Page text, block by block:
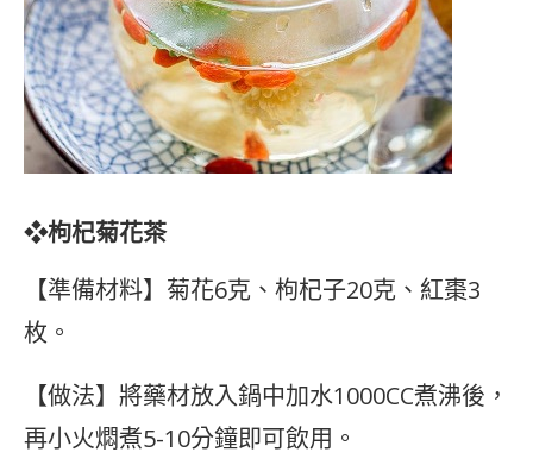
❖枸杞菊花茶
【準備材料】菊花6克、枸杞子20克、紅棗3
枚。
【做法】將藥材放入鍋中加水1000CC煮沸後，
再小火燜煮5-10分鐘即可飲用。